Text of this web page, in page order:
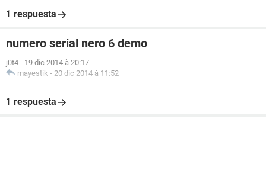
1 respuesta
numero serial nero 6 demo
j0t4 - 19 dic 2014 à 20:17
mayestik - 20 dic 2014 à 11:52
1 respuesta